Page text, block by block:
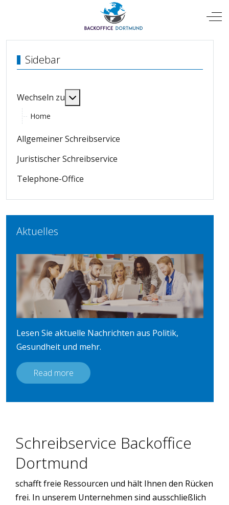
Sidebar
Wechseln zu
Home
Allgemeiner Schreibservice
Juristischer Schreibservice
Telephone-Office
Aktuelles
Lesen Sie aktuelle Nachrichten aus Politik,
Gesundheit und mehr.
Read more
Schreibservice Backoffice
Dortmund
schafft freie Ressourcen und hält Ihnen den Rücken
frei. In unserem Unternehmen sind ausschließlich